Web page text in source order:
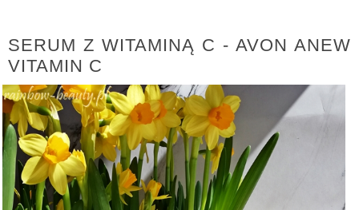
SERUM Z WITAMINĄ C - AVON ANEW
VITAMIN C